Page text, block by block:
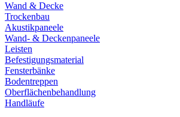
Wand & Decke
Trockenbau
Akustikpaneele
Wand- & Deckenpaneele
Leisten
Befestigungsmaterial
Fensterbänke
Bodentreppen
Oberflächenbehandlung
Handläufe